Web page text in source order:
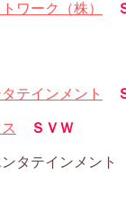
ワーク（株）
テインメント
ＳＶＷ
テインメント